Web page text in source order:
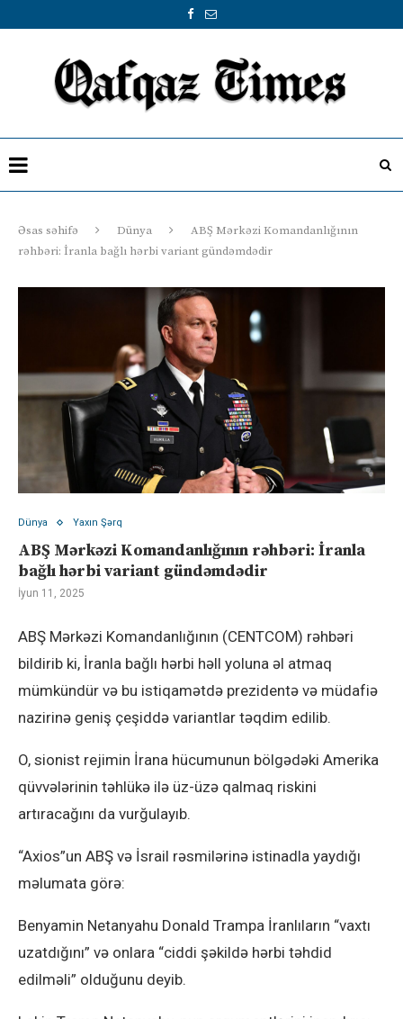
Əsas səhifə Dünya
ABŞ Mərkəzi Komandanlığının
rəhbəri: İranla bağlı hərbi variant gündəmdədir
Dünya Yaxın Şərq
ABŞ Mərkəzi Komandanlığının rəhbəri: İranla
bağlı hərbi variant gündəmdədir
İyun 11, 2025
ABŞ Mərkəzi Komandanlığının (CENTCOM) rəhbəri
bildirib ki, İranla bağlı hərbi həll yoluna əl atmaq
mümkündür və bu istiqamətdə prezidentə və müdafiə
nazirinə geniş çeşiddə variantlar təqdim edilib.
O, sionist rejimin İrana hücumunun bölgədəki Amerika
qüvvələrinin təhlükə ilə üz-üzə qalmaq riskini
artıracağını da vurğulayıb.
“Axios”un ABŞ və İsrail rəsmilərinə istinadla yaydığı
məlumata görə:
Benya­min Netanyahu Donald Trampa İranlıların “vaxtı
uzatdığını” və onlara “ciddi şəkildə hərbi təhdid
edilməli” olduğunu deyib.